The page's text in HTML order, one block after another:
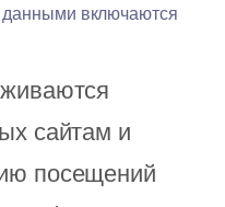
включаются
сайтам и
посещений